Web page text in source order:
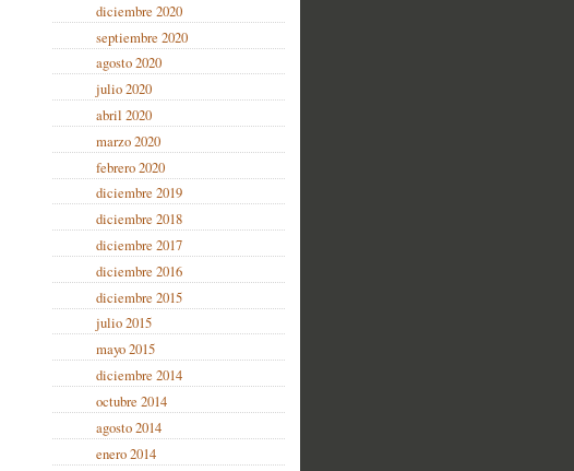
diciembre 2020
septiembre 2020
agosto 2020
julio 2020
abril 2020
marzo 2020
febrero 2020
diciembre 2019
diciembre 2018
diciembre 2017
diciembre 2016
diciembre 2015
julio 2015
mayo 2015
diciembre 2014
octubre 2014
agosto 2014
enero 2014